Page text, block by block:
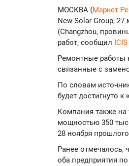
МОСКВА (Маркет
New Solar Group,
(Changzhou,
работ, сообщил ICIS
Ремонтные работы
связанные с
По словам
будет достигнуто к
Компания также
мощностью 350
28 ноября
Ранее отмечалось,
оба предприятия